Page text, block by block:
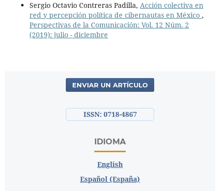
Sergio Octavio Contreras Padilla, Acción colectiva en
red y percepción política de cibernautas en México ,
Perspectivas de la Comunicación: Vol. 12 Núm. 2
(2019): julio - diciembre
ENVIAR UN ARTÍCULO
ISSN: 0718-4867
IDIOMA
English
Español (España)